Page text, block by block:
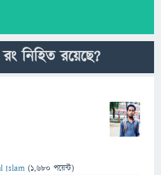
নিহিত রয়েছে?
Islam (1,680 পয়েন্ট)